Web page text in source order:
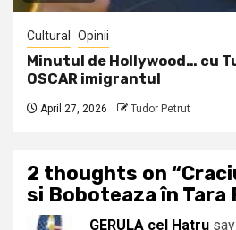
Cultural Opinii
Minutul de Hollywood… cu
OSCAR imigrantul
April 27, 2026 Tudor Petrut
2 thoughts on “
si Boboteaza în Tara
GERULA cel Hatru